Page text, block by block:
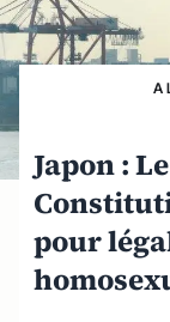
A
Japon :
pour